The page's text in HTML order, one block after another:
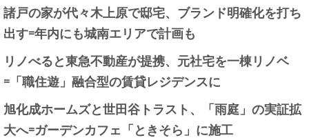
諸戸の家が代々木上原で邸宅、ブランド明確化を打ち
出す=年内にも城南エリアで計画も
リノべると東急不動産が提携、元社宅を一棟リノベ
=「職住遊」融合型の賃貸レジデンスに
旭化成ホームズと世田谷トラスト、「雨庭」の実証拡
大へ=ガーデンカフェ「ときそら」に施工